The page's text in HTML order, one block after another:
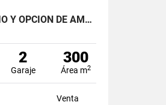
CASA CON LOTE AMPLIO Y OPCIÓN DE AMPLIAR EN SAN ROQUE
2
Garaje
300
Área m2
Venta